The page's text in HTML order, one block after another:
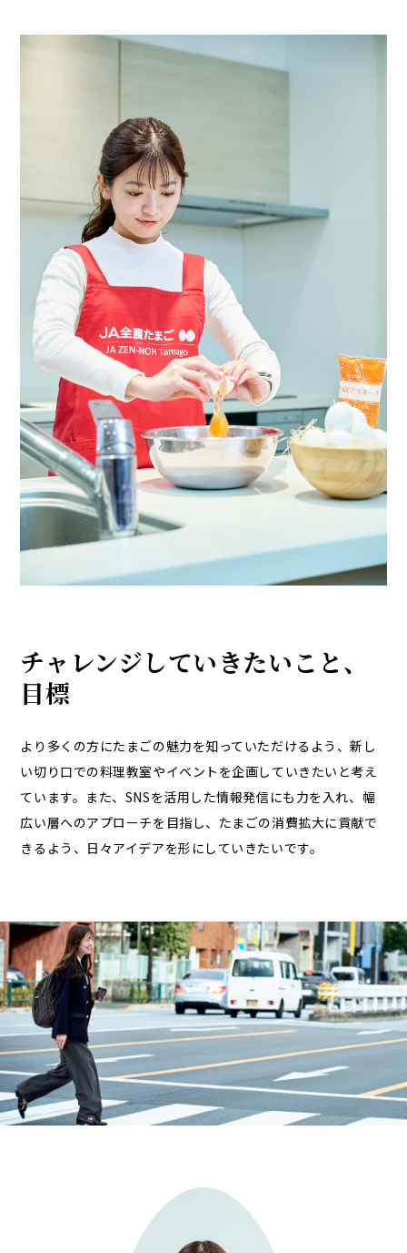
チャレンジしていきたいこと、
目標
より多くの方にたまごの魅力を知っていただけるよう、新し
い切り口での料理教室やイベントを企画していきたいと考え
ています。また、SNSを活用した情報発信にも力を入れ、幅
広い層へのアプローチを目指し、たまごの消費拡大に貢献で
きるよう、日々アイデアを形にしていきたいです。